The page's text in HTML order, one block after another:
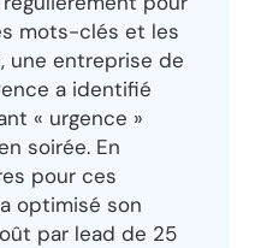
mots-clés et les
une entreprise de
a identifié
« urgence »
soirée. En
pour ces
optimisé son
par lead de 25